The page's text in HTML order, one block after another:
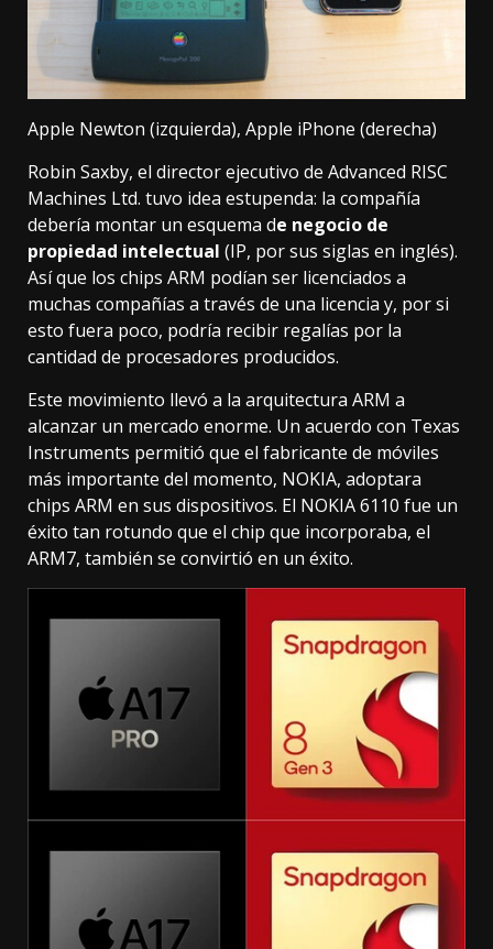
Apple Newton (izquierda), Apple iPhone (derecha)
Robin Saxby, el director ejecutivo de Advanced RISC
Machines Ltd. tuvo idea estupenda: la compañía
debería montar un esquema de negocio de
propiedad intelectual (IP, por sus siglas en inglés).
Así que los chips ARM podían ser licenciados a
muchas compañías a través de una licencia y, por si
esto fuera poco, podría recibir regalías por la
cantidad de procesadores producidos.
Este movimiento llevó a la arquitectura ARM a
alcanzar un mercado enorme. Un acuerdo con Texas
Instruments permitió que el fabricante de móviles
más importante del momento, NOKIA, adoptara
chips ARM en sus dispositivos. El NOKIA 6110 fue un
éxito tan rotundo que el chip que incorporaba, el
ARM7, también se convirtió en un éxito.